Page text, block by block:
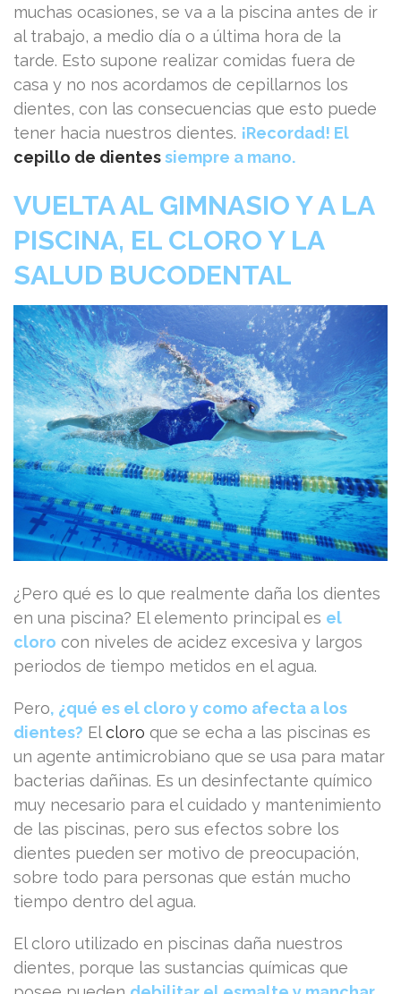
muchas ocasiones, se va a la piscina antes de ir
al trabajo, a medio día o a última hora de la
tarde. Esto supone realizar comidas fuera de
casa y no nos acordamos de cepillarnos los
dientes, con las consecuencias que esto puede
tener hacia nuestros dientes. ¡Recordad! El
cepillo de dientessiempre a mano.
VUELTA AL GIMNASIO Y A LA
PISCINA, EL CLORO Y LA
SALUD BUCODENTAL
¿Pero qué es lo que realmente daña los dientes
en una piscina? El elemento principal es el
cloro con niveles de acidez excesiva y largos
periodos de tiempo metidos en el agua.
Pero, ¿qué es el cloro y como afecta a los
dientes? Elcloro que se echa a las piscinas es
un agente antimicrobiano que se usa para matar
bacterias dañinas. Es un desinfectante químico
muy necesario para el cuidado y mantenimiento
de las piscinas, pero sus efectos sobre los
dientes pueden ser motivo de preocupación,
sobre todo para personas que están mucho
tiempo dentro del agua.
El cloro utilizado en piscinas daña nuestros
dientes, porque las sustancias químicas que